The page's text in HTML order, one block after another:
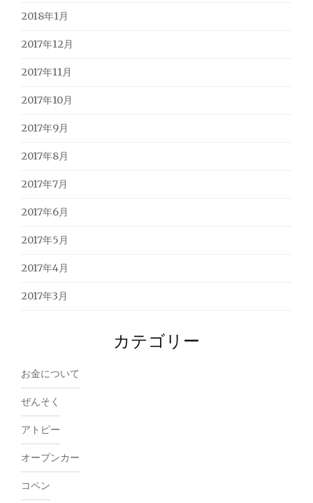
2018年1月
2017年12月
2017年11月
2017年10月
2017年9月
2017年8月
2017年7月
2017年6月
2017年5月
2017年4月
2017年3月
カテゴリー
お金について
ぜんそく
アトピー
オープンカー
コペン